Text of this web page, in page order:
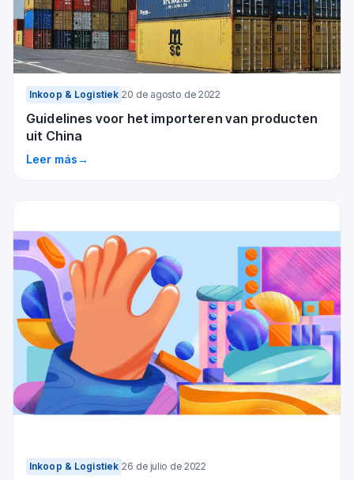
Inkoop & Logistiek 20 de agosto de 2022
Guidelines voor het importeren van producten
uit China
Leer más→
Inkoop & Logistiek 26 de julio de 2022